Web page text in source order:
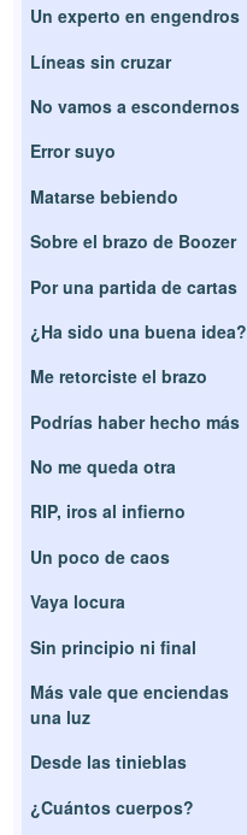
Un experto en engendros
Líneas sin cruzar
No vamos a escondernos
Error suyo
Matarse bebiendo
Sobre el brazo de Boozer
Por una partida de cartas
¿Ha sido una buena idea?
Me retorciste el brazo
Podrías haber hecho más
No me queda otra
RIP, iros al infierno
Un poco de caos
Vaya locura
Sin principio ni final
Más vale que enciendas
una luz
Desde las tinieblas
¿Cuántos cuerpos?